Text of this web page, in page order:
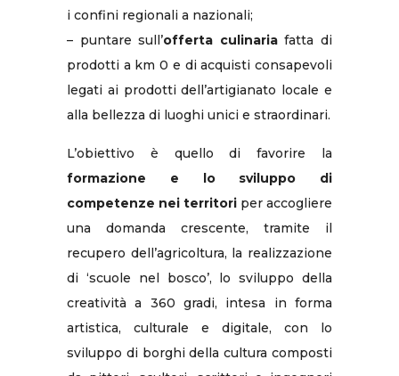
i confini regionali a nazionali;
– puntare sull’offerta culinariafatta di
prodotti a km 0 e di acquisti consapevoli
legati ai prodotti dell’artigianato locale e
alla bellezza di luoghi unici e straordinari.
L’obiettivo è quello di favorire la
formazione e lo sviluppo di
competenze nei territori per accogliere
una domanda crescente, tramite il
recupero dell’agricoltura, la realizzazione
di ‘scuole nel bosco’, lo sviluppo della
creatività a 360 gradi, intesa in forma
artistica, culturale e digitale, con lo
sviluppo di borghi della cultura composti